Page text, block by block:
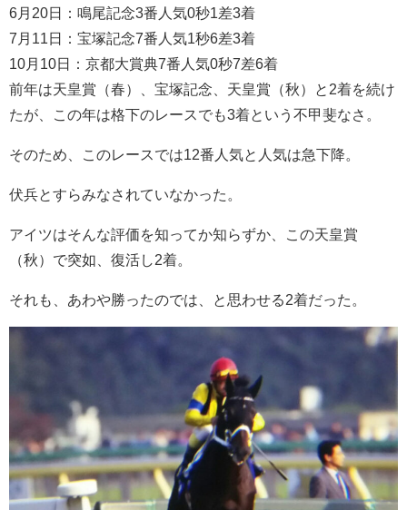
6月20日：鳴尾記念3番人気0秒1差3着
7月11日：宝塚記念7番人気1秒6差3着
10月10日：京都大賞典7番人気0秒7差6着
前年は天皇賞（春）、宝塚記念、天皇賞（秋）と2着を続け
たが、この年は格下のレースでも3着という不甲斐なさ。
そのため、このレースでは12番人気と人気は急下降。
伏兵とすらみなされていなかった。
アイツはそんな評価を知ってか知らずか、この天皇賞
（秋）で突如、復活し2着。
それも、あわや勝ったのでは、と思わせる2着だった。